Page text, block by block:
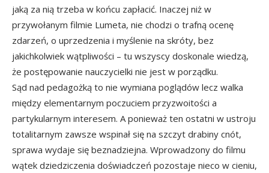
jaką za nią trzeba w końcu zapłacić. Inaczej niż w
przywołanym filmie Lumeta, nie chodzi o trafną ocenę
zdarzeń, o uprzedzenia i myślenie na skróty, bez
jakichkolwiek wątpliwości – tu wszyscy doskonale wiedzą,
że postępowanie nauczycielki nie jest w porządku.
Sąd nad pedagożką to nie wymiana poglądów lecz walka
między elementarnym poczuciem przyzwoitości a
partykularnym interesem. A ponieważ ten ostatni w ustroju
totalitarnym zawsze wspinał się na szczyt drabiny cnót,
sprawa wydaje się beznadziejna. Wprowadzony do filmu
wątek dziedziczenia doświadczeń pozostaje nieco w cieniu,